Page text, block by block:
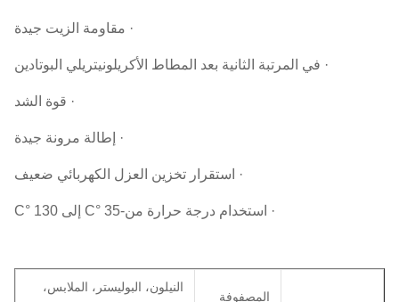
· مقاومة الزيت جيدة
· في المرتبة الثانية بعد المطاط الأكريلونيتريلي البوتادين
· قوة الشد
· إطالة مرونة جيدة
· استقرار تخزين العزل الكهربائي ضعيف
· استخدام درجة حرارة من-35 °C إلى 130 °C
المصفوفة
النيلون، البوليستر، الملابس،